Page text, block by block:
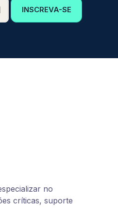
INSCREVA-SE
no
críticas, suporte